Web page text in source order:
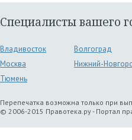
Специалисты вашего
Владивосток
Волгоград
Москва
Нижний-
Тюмень
Перепечатка возможна только при
© 2006-2015 Правотека.ру - Портал